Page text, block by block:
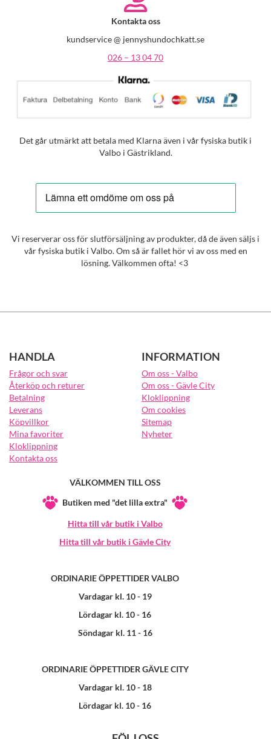
Kontakta oss
kundservice @ jennyshundochkatt.se
026 – 13 04 70
Det går utmärkt att betala med Klarna även i vår fysiska butik i
Valbo i Gästrikland.
Vi reserverar oss för slutförsäljning av produkter, då de även säljs i
vår fysiska butik i Valbo. Om så är fallet hör vi av oss med en
lösning. Välkommen ofta! <3
HANDLA
Frågor och svar
Återköp och returer
Betalning
Leverans
Köpvillkor
Mina favoriter
Kloklippning
Kontakta oss
INFORMATION
Om oss - Valbo
Om oss - Gävle City
Kloklippning
Om cookies
Sitemap
Nyheter
VÄLKOMMEN TILL OSS
Butiken med "det lilla extra"
Hitta till vår butik i Valbo
Hitta till vår butik i Gävle City
ORDINARIE ÖPPETTIDER VALBO
Vardagar kl. 10 - 19
Lördagar kl. 10 - 16
Söndagar kl. 11 - 16
ORDINARIE ÖPPETTIDER GÄVLE CITY
Vardagar kl. 10 - 18
Lördagar kl. 10 - 16